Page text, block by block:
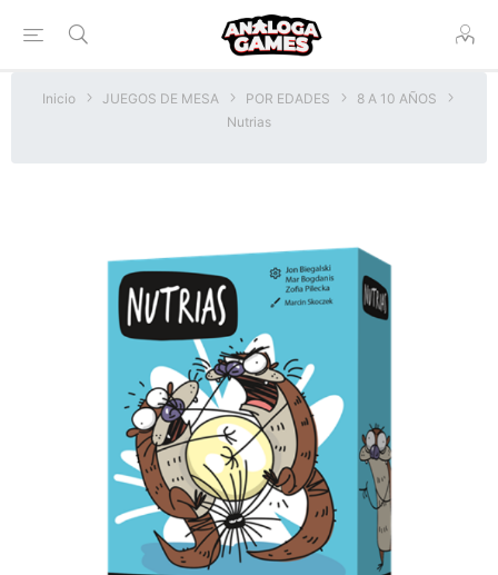
Inicio JUEGOS DE MESA POR EDADES
8 A 10 AÑOS
Nutrias